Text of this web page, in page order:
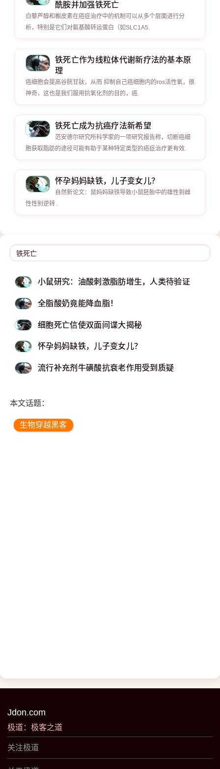
酰胺并加强铁死亡
白藜芦醇和槲皮素在癌症治疗中的机制可以从多个层面进行分
析，特别是它们对氨基酸转运蛋白（如SLC1A5.
铁死亡作为线粒体代谢新疗法的基本原
理
癌细胞会提高谷胱甘肽，从而 抑制自己癌细胞内的ros活性氧，很
神奇，这也是我们服用抗氧化剂的目的，癌.
铁死亡成为抗癌疗法新希望
范安德尔研究所科学家的一项研究报告称，切断癌细
胞获取脂肪的途径可能有助于某种特定类型的癌症治疗更有效.
怀孕妈妈缺铁，儿子变女儿？
自然新论文：鼠妈妈缺铁导致小鼠胚胎中的雄性到雌
性性别逆转 .
小鼠研究：油酸刺激脂肪增生，人类待验证
全脂酸奶竟能降血脂！
细胞死亡信使双面间谍大揭秘
怀孕妈妈缺铁，儿子变女儿？
流行补充剂牛磺酸抗衰老作用受到质疑
本文话题：
生物穿越黑客
Jdon.com
极道：极客之道
关注极道